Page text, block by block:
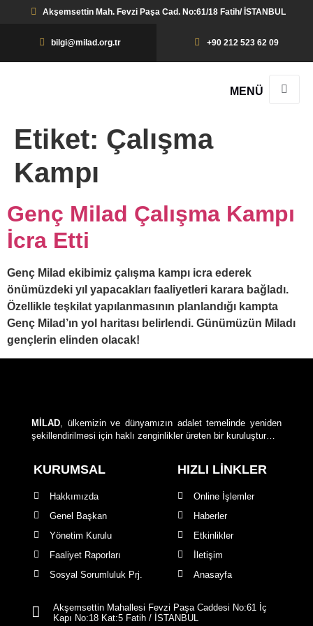
Akşemsettin Mah. Fevzi Paşa Cad. No:61/18 Fatih/ İSTANBUL
bilgi@milad.org.tr +90 212 523 62 09
MENÜ
Etiket: Çalışma
Kampı
Genç Milad Çalışma Kampı
İcra Etti
Genç Milad ekibimiz çalışma kampı icra ederek
önümüzdeki yıl yapacakları faaliyetleri karara bağladı.
Özellikle teşkilat yapılanmasının planlandığı kampta
Genç Milad’ın yol haritası belirlendi. Günümüzün Miladı
gençlerin elinden olacak!
MİLAD, ülkemizin ve dünyamızın adalet temelinde yeniden
şekillendirilmesi için haklı zenginlikler üreten bir kuruluştur…
KURUMSAL
Hakkımızda
Genel Başkan
Yönetim Kurulu
Faaliyet Raporları
Sosyal Sorumluluk Prj.
HIZLI LİNKLER
Online İşlemler
Haberler
Etkinlikler
İletişim
Anasayfa
Akşemsettin Mahallesi Fevzi Paşa Caddesi No:61 İç
Kapı No:18 Kat:5 Fatih / İSTANBUL